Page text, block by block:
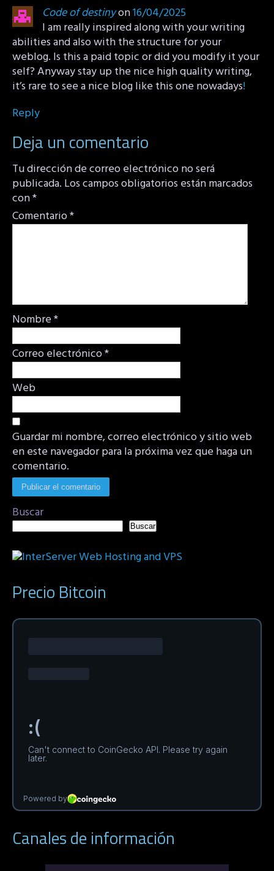
Code of destinyon16/04/2025
I am really inspired along with your writing
abilities and also with the structure for your
weblog. Is this a paid topic or did you modify it your
self? Anyway stay up the nice high quality writing,
it’s rare to see a nice blog like this one nowadays!
Reply
Deja un comentario
Tu dirección de correo electrónico no será
publicada. Los campos obligatorios están marcados
con*
Comentario*
Nombre*
Correo electrónico*
Web
Guardar mi nombre, correo electrónico y sitio web
en este navegador para la próxima vez que haga un
comentario.
Buscar
Buscar
Precio Bitcoin
Canales de información